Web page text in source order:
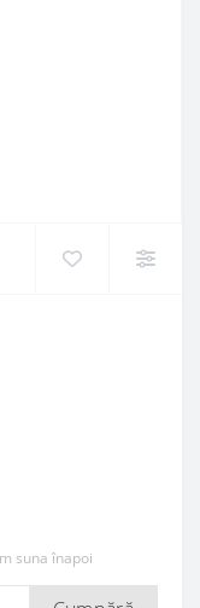
suna înapoi